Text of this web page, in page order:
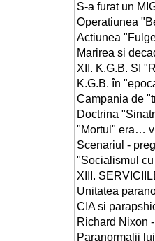
S-a furat un
Operatiunea
Actiunea
Marirea si
XII. K.G.B. SI
K.G.B. în
Campania de
Doctrina
"Mortul" era…
Scenariul -
"Socialismul
XIII.
Unitatea
CIA si
Richard Nixon
Paranormalii